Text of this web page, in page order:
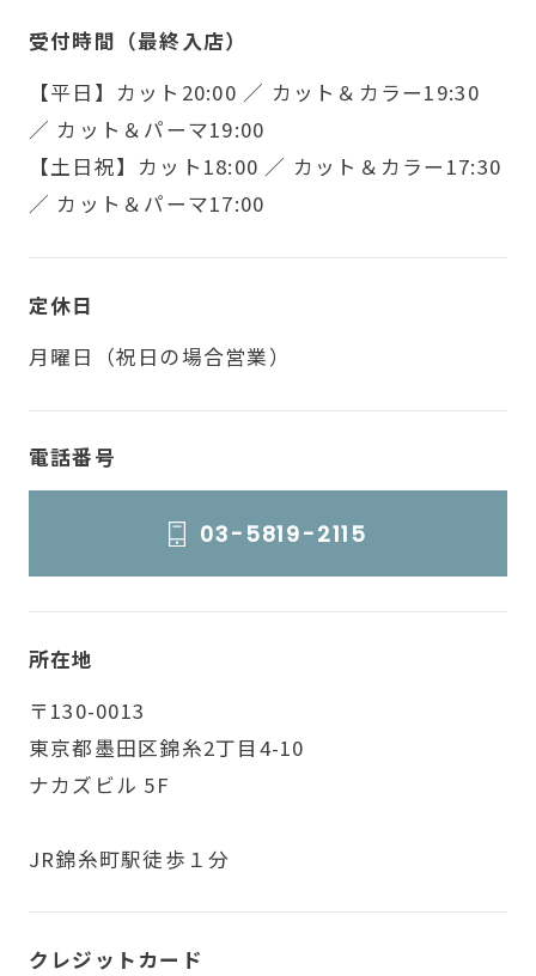
受付時間（最終入店）
【平日】カット20:00 ／ カット＆カラー19:30
／ カット＆パーマ19:00
【土日祝】カット18:00 ／ カット＆カラー17:30
／ カット＆パーマ17:00
定休日
月曜日（祝日の場合営業）
電話番号
03-5819-2115
所在地
〒130-0013
東京都墨田区錦糸2丁目4-10
ナカズビル 5F
JR錦糸町駅徒歩１分
クレジットカード